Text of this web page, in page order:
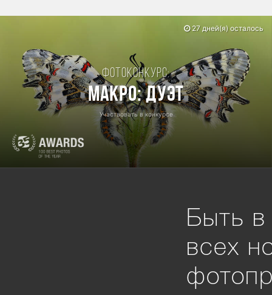
Фотоконкурс:
Макро: Дуэт
Участвовать в конкурсе
27 дней(я) осталось
Быть в
всех